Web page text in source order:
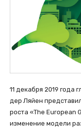
11 декабря 2019 года
дер Ляйен
роста «The European
изменение модели